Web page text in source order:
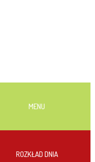
MENU
ROZKŁAD DNIA